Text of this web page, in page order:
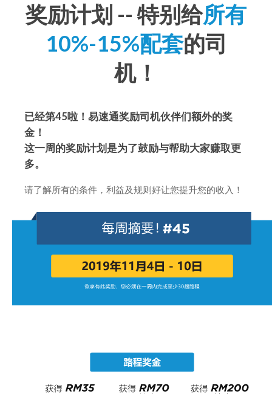
奖励计划 -- 特别给所有
10%-15%配套的司
机！
已经第45啦！易速通奖励司机伙伴们额外的奖
金！
这一周的奖励计划是为了鼓励与帮助大家赚取更
多。
请了解所有的条件，利益及规则好让您提升您的收入！